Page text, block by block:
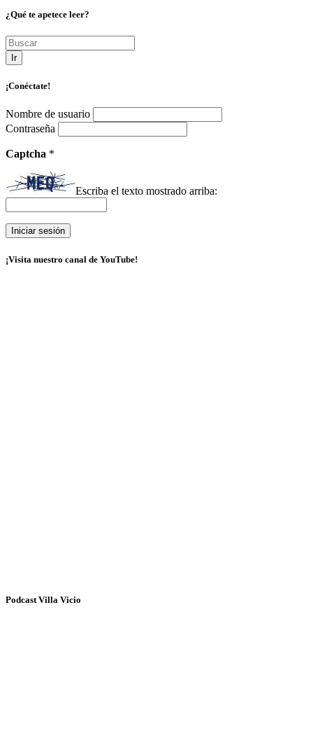
¿Qué te apetece leer?
Ir
¡Conéctate!
Nombre de usuario
Contraseña
Captcha *
Escriba el texto mostrado arriba:
¡Visita nuestro canal de YouTube!
Podcast Villa Vicio